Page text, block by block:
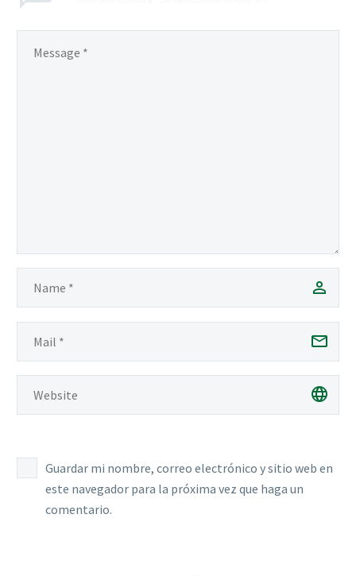
Guardar mi nombre, correo electrónico y sitio web en
este navegador para la próxima vez que haga un
comentario.